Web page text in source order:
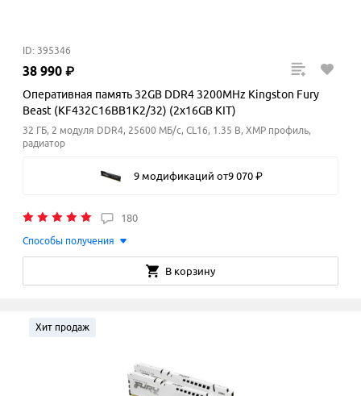
ID: 395346
38 990 ₽
Оперативная память 32GB DDR4 3200MHz Kingston Fury
Beast (KF432C16BB1K2/32) (2x16GB KIT)
32 ГБ, 2 модуля DDR4, 25600 МБ/с, CL16, 1.35 В, XMP профиль,
радиатор
9 модификаций от9 070 ₽
180
Способы получения
В корзину
Хит продаж